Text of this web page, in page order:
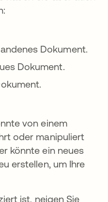
Dokument.
Dokument.
von einem
oder manipuliert
könnte ein neues
erstellen, um Ihre
ist, neigen Sie